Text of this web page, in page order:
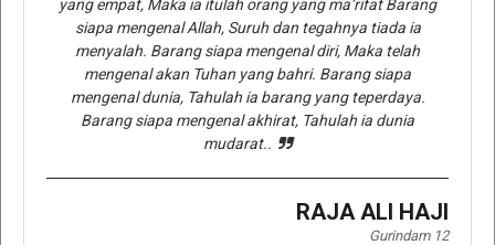
yang empat, Maka ia itulah orang yang ma’rifat Barang
siapa mengenal Allah, Suruh dan tegahnya tiada ia
menyalah. Barang siapa mengenal diri, Maka telah
mengenal akan Tuhan yang bahri. Barang siapa
mengenal dunia, Tahulah ia barang yang teperdaya.
Barang siapa mengenal akhirat, Tahulah ia dunia
mudarat..
RAJA ALI HAJI
Gurindam 12